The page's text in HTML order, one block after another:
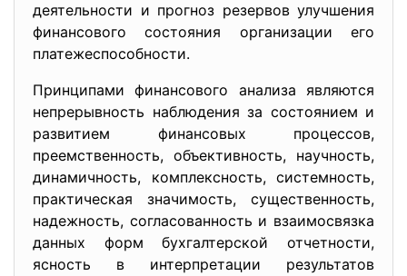
деятельности и прогноз резервов улучшения
финансового состояния организации его
платежеспособности.
Принципами финансового анализа являются
непрерывность наблюдения за состоянием и
развитием финансовых процессов,
преемственность, объективность, научность,
динамичность, комплексность, системность,
практическая значимость, существенность,
надежность, согласованность и взаимосвязка
данных форм бухгалтерской отчетности,
ясность в интерпретации результатов